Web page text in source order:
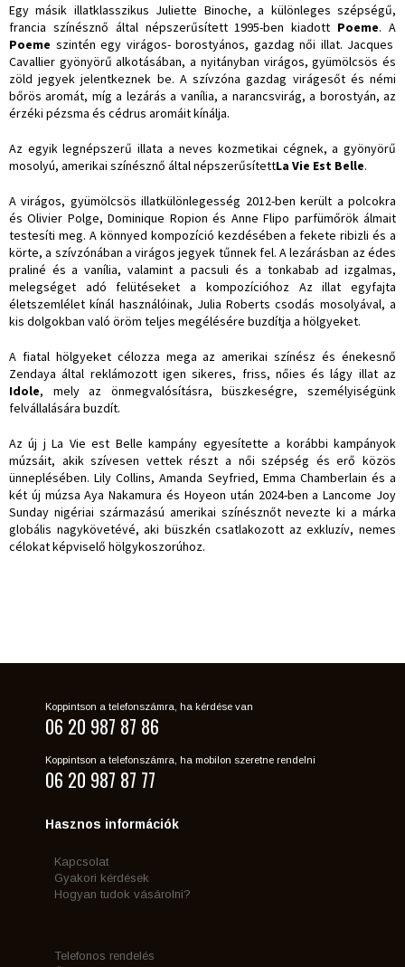
Egy másik illatklasszikus Juliette Binoche, a különleges szépségű,
francia színésznő által népszerűsített 1995-ben kiadott Poeme. A
Poeme szintén egy virágos- borostyános, gazdag női illat. Jacques
Cavallier gyönyörű alkotásában, a nyitányban virágos, gyümölcsös és
zöld jegyek jelentkeznek be. A szívzóna gazdag virágesőt és némi
bőrös aromát, míg a lezárás a vanília, a narancsvirág, a borostyán, az
érzéki pézsma és cédrus aromáit kínálja.
Az egyik legnépszerű illata a neves kozmetikai cégnek, a gyönyörű
mosolyú, amerikai színésznő által népszerűsítettLa Vie Est Belle.
A virágos, gyümölcsös illatkülönlegesség 2012-ben került a polcokra
és Olivier Polge, Dominique Ropion és Anne Flipo parfümőrök álmait
testesíti meg. A könnyed kompozíció kezdésében a fekete ribizli és a
körte, a szívzónában a virágos jegyek tűnnek fel. A lezárásban az édes
praliné és a vanília, valamint a pacsuli és a tonkabab ad izgalmas,
melegséget adó felütéseket a kompozícióhoz Az illat egyfajta
életszemlélet kínál használóinak, Julia Roberts csodás mosolyával, a
kis dolgokban való öröm teljes megélésére buzdítja a hölgyeket.
A fiatal hölgyeket célozza mega az amerikai színész és énekesnő
Zendaya által reklámozott igen sikeres, friss, nőies és lágy illat az
Idole, mely az önmegvalósításra, büszkeségre, személyiségünk
felvállalására buzdít.
Az új j La Vie est Belle kampány egyesítette a korábbi kampányok
múzsáit, akik szívesen vettek részt a női szépség és erő közös
ünneplésében. Lily Collins, Amanda Seyfried, Emma Chamberlain és a
két új múzsa Aya Nakamura és Hoyeon után 2024-ben a Lancome Joy
Sunday nigériai származású amerikai színésznőt nevezte ki a márka
globális nagykövetévé, aki büszkén csatlakozott az exkluzív, nemes
célokat képviselő hölgykoszorúhoz.
Koppintson a telefonszámra, ha kérdése van
06 20 987 87 86
Koppintson a telefonszámra, ha mobilon szeretne rendelni
06 20 987 87 77
Hasznos információk
Kapcsolat
Gyakori kérdések
Hogyan tudok vásárolni?
Telefonos rendelés